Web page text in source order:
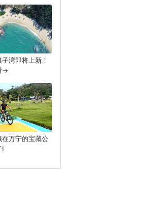
子湾即将上新！
→
在万宁的宝藏公
!